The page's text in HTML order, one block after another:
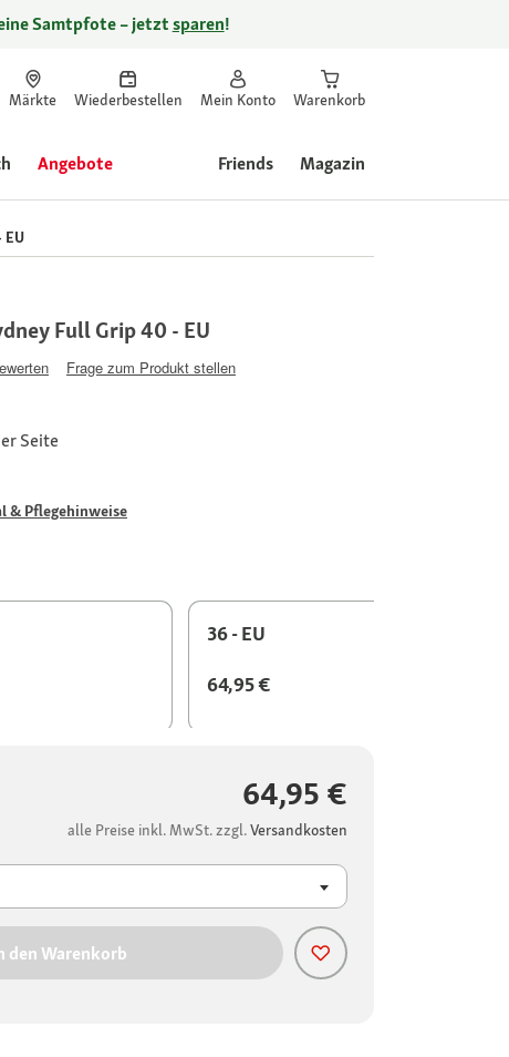
Samtpfote – jetztsparen!
Märkte Wiederbestellen Mein Konto Warenkorb
Angebote Friends Magazin
EU
Full Grip 40 - EU
Frage zum Produkt stellen
Seite
& Pflegehinweise
36 - EU
64,95 €
64,95 €
alle Preise inkl. MwSt. zzgl.Versandkosten
den Warenkorb